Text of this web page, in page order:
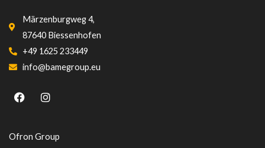
Märzenburgweg 4,
87640 Biessenhofen
+49 1625 233449
info@bamegroup.eu
F
a
b
I
n
a
Ofron Group